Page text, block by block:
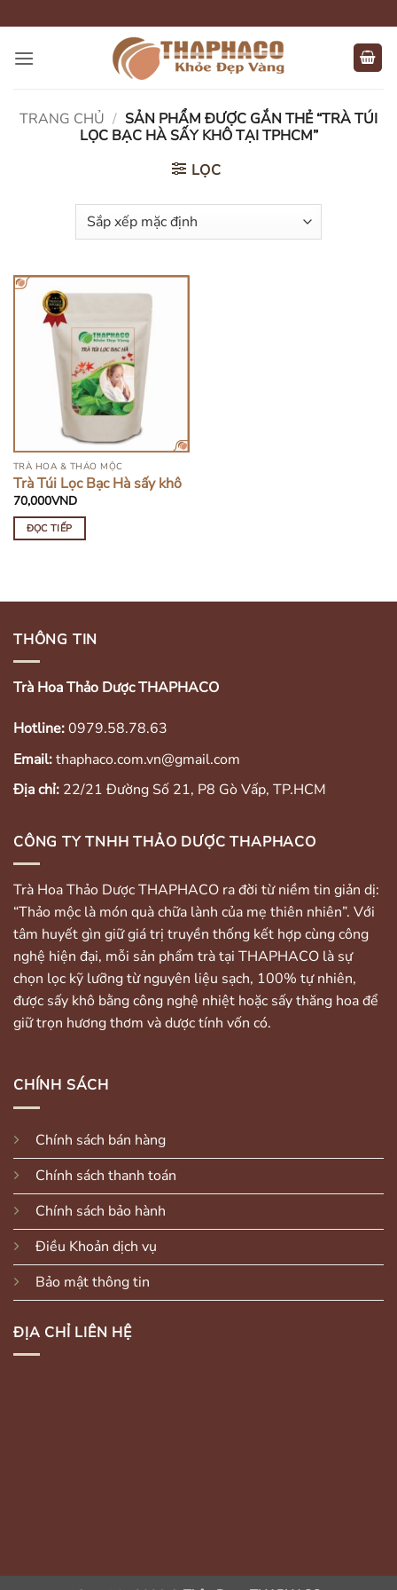
qua
nội
TRANG CHỦ / SẢN PHẨM ĐƯỢC GẮN THẺ “TRÀ TÚI
LỌC BẠC HÀ SẤY KHÔ TẠI TPHCM”
LỌC
HẾT HÀNG
TRÀ HOA & THẢO MỘC
Trà Túi Lọc Bạc Hà sấy khô
70,000VND
ĐỌC TIẾP
THÔNG TIN
Trà Hoa Thảo Dược THAPHACO
Hotline:0979.58.78.63
Email:thaphaco.com.vn@gmail.com
Địa chỉ: 22/21 Đường Số 21, P8 Gò Vấp, TP.HCM
CÔNG TY TNHH THẢO DƯỢC THAPHACO
Trà Hoa Thảo Dược THAPHACO ra đời từ niềm tin giản dị:
“Thảo mộc là món quà chữa lành của mẹ thiên nhiên”. Với
tâm huyết gìn giữ giá trị truyền thống kết hợp cùng công
nghệ hiện đại, mỗi sản phẩm trà tại THAPHACO là sự
chọn lọc kỹ lưỡng từ nguyên liệu sạch, 100% tự nhiên,
được sấy khô bằng công nghệ nhiệt hoặc sấy thăng hoa để
giữ trọn hương thơm và dược tính vốn có.
CHÍNH SÁCH
Chính sách bán hàng
Chính sách thanh toán
Chính sách bảo hành
Điều Khoản dịch vụ
Bảo mật thông tin
ĐỊA CHỈ LIÊN HỆ